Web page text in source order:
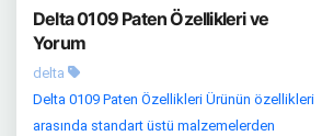
Delta 0109 Paten Özellikleri ve
Yorum
delta
Delta 0109 Paten Özellikleri Ürünün özellikleri
arasında standart üstü malzemelerden